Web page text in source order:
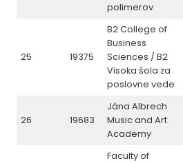
polimerov
25 19375
B2 College of
Business
Sciences / B2
Visoka šola za
poslovne vede
26 19683
Jána Albrech
Music and Art
Academy
Faculty of